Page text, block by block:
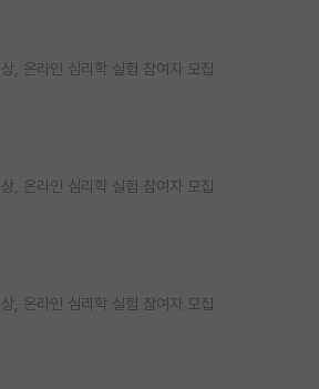
, 온라인 심리학 실험 참여자 모집
, 온라인 심리학 실험 참여자 모집
, 온라인 심리학 실험 참여자 모집